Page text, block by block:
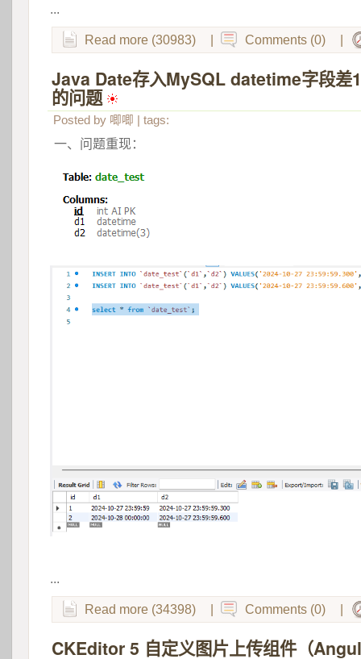
...
Read more (30983) Comments (0)
Java Date存入MySQL datetime字段差
的问题
Posted by 唧唧 | tags:
一、问题重现：
...
Read more (34398) Comments (0)
CKEditor 5 自定义图片上传组件（